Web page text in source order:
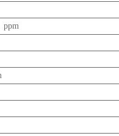
ppm